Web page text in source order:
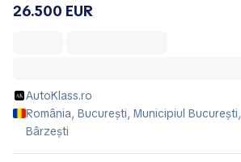
26.500 EUR
AutoKlass.ro
România, București, Municipiul Bucureşti,
Bârzeşti